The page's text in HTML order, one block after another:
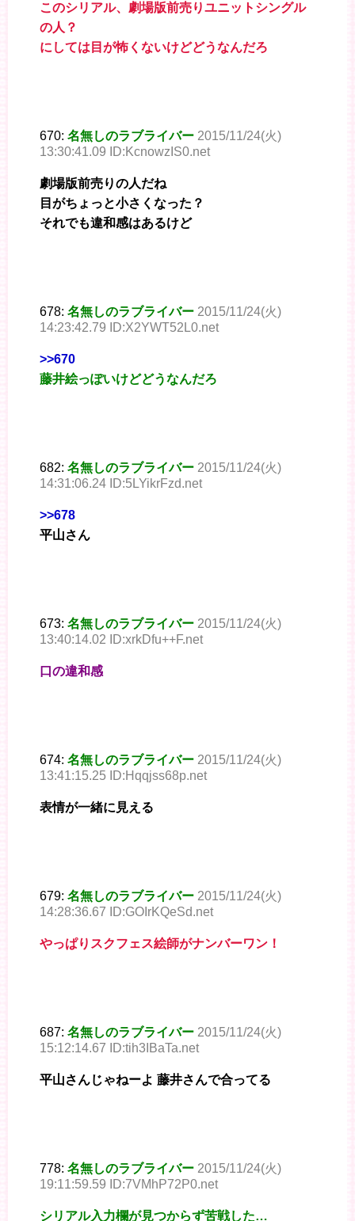
このシリアル、劇場版前売りユニットシングル
の人？
にしては目が怖くないけどどうなんだろ
670: 名無しのラブライバー 2015/11/24(火)
13:30:41.09 ID:KcnowzIS0.net
劇場版前売りの人だね
目がちょっと小さくなった？
それでも違和感はあるけど
678: 名無しのラブライバー 2015/11/24(火)
14:23:42.79 ID:X2YWT52L0.net
>>670
藤井絵っぽいけどどうなんだろ
682: 名無しのラブライバー 2015/11/24(火)
14:31:06.24 ID:5LYikrFzd.net
>>678
平山さん
673: 名無しのラブライバー 2015/11/24(火)
13:40:14.02 ID:xrkDfu++F.net
口の違和感
674: 名無しのラブライバー 2015/11/24(火)
13:41:15.25 ID:Hqqjss68p.net
表情が一緒に見える
679: 名無しのラブライバー 2015/11/24(火)
14:28:36.67 ID:GOIrKQeSd.net
やっぱりスクフェス絵師がナンバーワン！
687: 名無しのラブライバー 2015/11/24(火)
15:12:14.67 ID:tih3IBaTa.net
平山さんじゃねーよ 藤井さんで合ってる
778: 名無しのラブライバー 2015/11/24(火)
19:11:59.59 ID:7VMhP72P0.net
シリアル入力欄が見つからず苦戦した…